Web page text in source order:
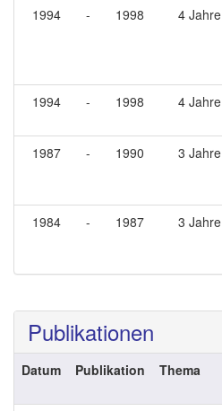
1994
- 1998 4 Jahre
1994
- 1998 4 Jahre
1987
- 1990 3 Jahre
1984
- 1987 3 Jahre
Publikationen
Datum Publikation Thema